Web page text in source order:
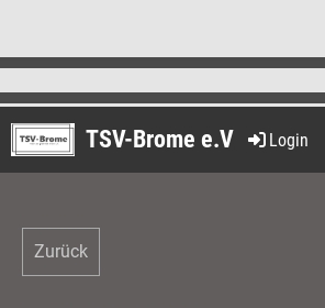
Login
TSV-Brome e.V
Zurück